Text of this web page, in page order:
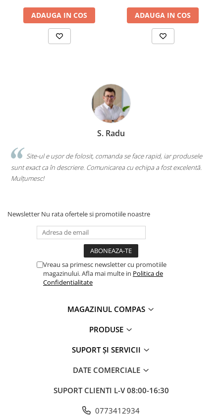
ADAUGA IN COS ADAUGA IN COS
S. Radu
Site-ul e ușor de folosit, comanda se face rapid, iar produsele
sunt exact ca în descriere. Comunicarea cu echipa a fost excelentă.
Mulțumesc!
Newsletter Nu rata ofertele si promotiile noastre
Vreau sa primesc newsletter cu promotiile
magazinului. Afla mai multe in Politica de
Confidentialitate
MAGAZINUL COMPAS
PRODUSE
SUPORT ȘI SERVICII
DATE COMERCIALE
SUPORT CLIENTI L-V 08:00-16:30
0773412934